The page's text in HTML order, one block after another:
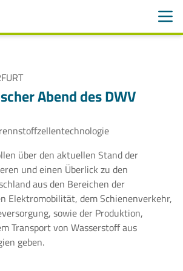
2026
Abend des DWV
über den aktuellen Stand der
und einen Überlick zu den
aus den Bereichen der
Elektromobilität, dem Schienenverkehr,
sowie der Produktion,
Transport von Wasserstoff aus
geben.